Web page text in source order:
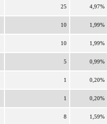
25 4,97%
10 1,99%
10 1,99%
5 0,99%
1 0,20%
1 0,20%
8 1,59%